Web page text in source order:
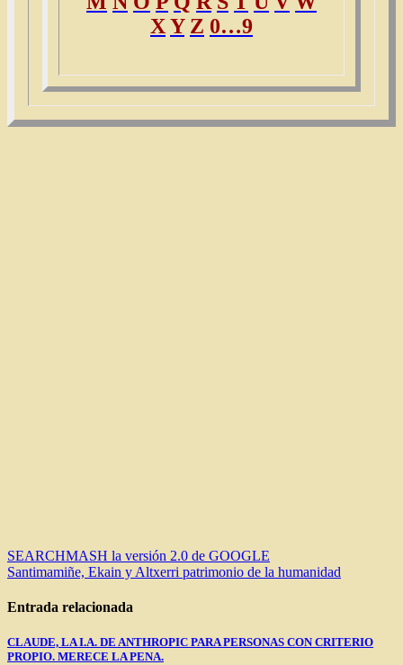
XY Z 0…9
Navegación
de
entradas
SEARCHMASH la versión 2.0 de GOOGLE
Santimamiñe, Ekain y Altxerri patrimonio de la humanidad
Entrada relacionada
CLAUDE, LA I.A. DE ANTHROPIC PARA PERSONAS CON CRITERIO
PROPIO. MERECE LA PENA.